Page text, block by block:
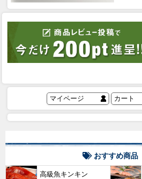
マイページ カート
おすすめ商品
高級魚キンキン